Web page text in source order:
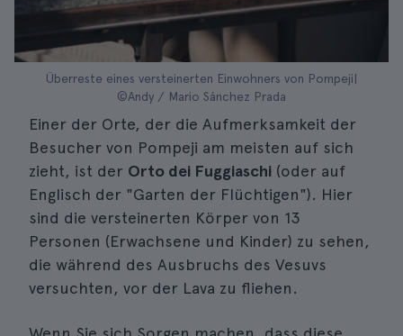
Überreste eines versteinerten Einwohners von Pompeji|
©Andy / Mario Sánchez Prada
Einer der Orte, der die Aufmerksamkeit der
Besucher von Pompeji am meisten auf sich
zieht, ist der Orto dei Fuggiaschi (oder auf
Englisch der "Garten der Flüchtigen"). Hier
sind die versteinerten Körper von 13
Personen (Erwachsene und Kinder) zu sehen,
die während des Ausbruchs des Vesuvs
versuchten, vor der Lava zu fliehen.